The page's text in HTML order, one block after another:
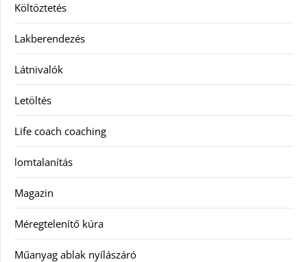
Költöztetés
Lakberendezés
Látnivalók
Letöltés
Life coach coaching
lomtalanítás
Magazin
Méregtelenítő kúra
Műanyag ablak nyílászáró